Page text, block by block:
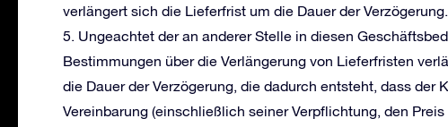
verlängert sich die Lieferfrist um die Dauer der Verzögerung.
5. Ungeachtet der an anderer Stelle in diesen
Bestimmungen über die Verlängerung von Lieferfristen
die Dauer der Verzögerung, die dadurch entsteht, dass der
Vereinbarung (einschließlich seiner Verpflichtung, den